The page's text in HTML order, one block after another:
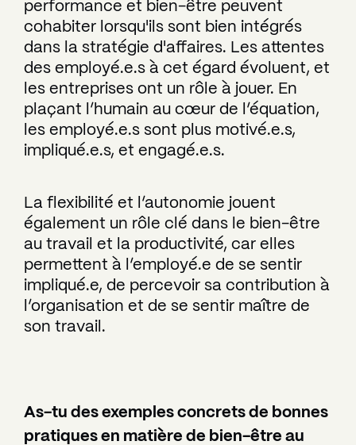
performance et bien-être peuvent
cohabiter lorsqu'ils sont bien intégrés
dans la stratégie d'affaires. Les attentes
des employé.e.s à cet égard évoluent, et
les entreprises ont un rôle à jouer. En
plaçant l’humain au cœur de l’équation,
les employé.e.s sont plus motivé.e.s,
impliqué.e.s, et engagé.e.s.
La flexibilité et l’autonomie jouent
également un rôle clé dans le bien-être
au travail et la productivité, car elles
permettent à l’employé.e de se sentir
impliqué.e, de percevoir sa contribution à
l’organisation et de se sentir maître de
son travail.
As-tu des exemples concrets de bonnes
pratiques en matière de bien-être au